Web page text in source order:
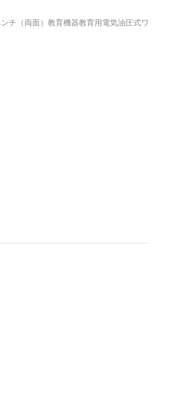
チ（両面）教育機器教育用電気油圧式ワ